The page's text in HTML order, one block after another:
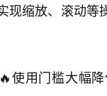
现缩放、滚动
使用门槛大幅